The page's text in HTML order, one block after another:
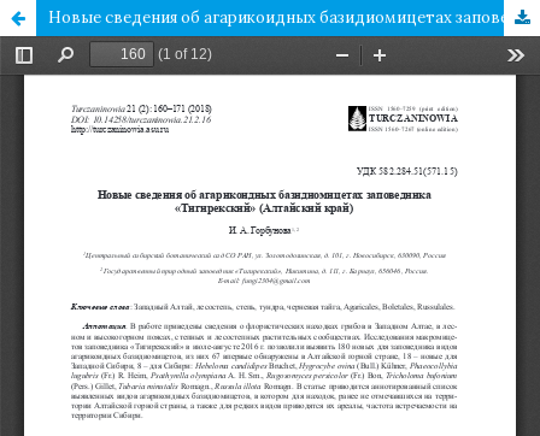
Новые сведения об агарикоидных базидиомицетах заповедника «Тигирекский» (Алтайский край)